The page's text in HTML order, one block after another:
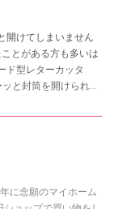
開けてしまいません
とがある方も多いは
ド型レターカッタ
と封筒を開けられ